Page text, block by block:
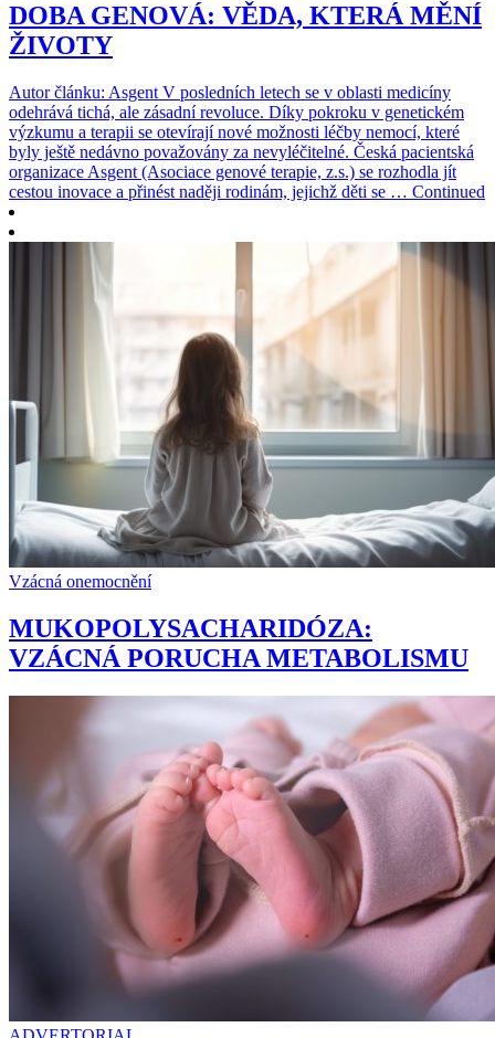
DOBA GENOVÁ: VĚDA, KTERÁ MĚNÍ
ŽIVOTY
Autor článku: Asgent V posledních letech se v oblasti medicíny
odehrává tichá, ale zásadní revoluce. Díky pokroku v genetickém
výzkumu a terapii se otevírají nové možnosti léčby nemocí, které
byly ještě nedávno považovány za nevyléčitelné. Česká pacientská
organizace Asgent (Asociace genové terapie, z.s.) se rozhodla jít
cestou inovace a přinést naději rodinám, jejichž děti se … Continued
Vzácná onemocnění
MUKOPOLYSACHARIDÓZA:
VZÁCNÁ PORUCHA METABOLISMU